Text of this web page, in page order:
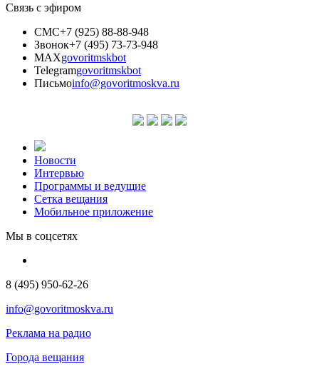
Связь с эфиром
СМС+7 (925) 88-88-948
Звонок+7 (495) 73-73-948
MAXgovoritmskbot
Telegramgovoritmskbot
Письмоinfo@govoritmoskva.ru
Новости
Интервью
Программы и ведущие
Сетка вещания
Мобильное приложение
Мы в соцсетях
8 (495) 950-62-26
info@govoritmoskva.ru
Реклама на радио
Города вещания